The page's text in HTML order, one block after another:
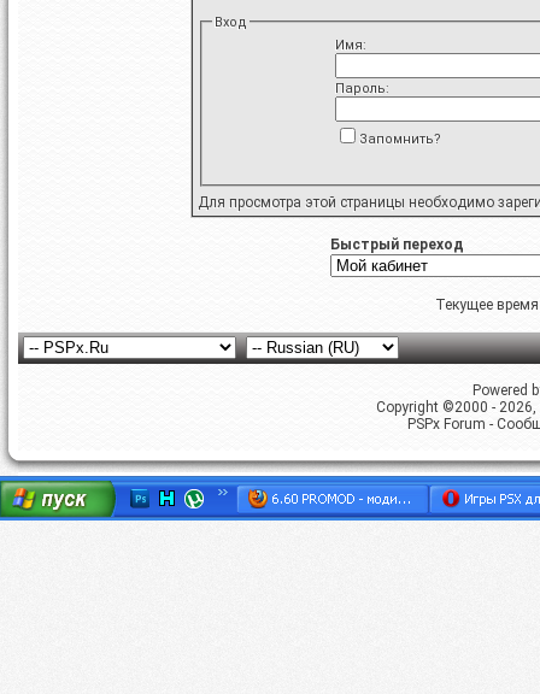
Вход
Имя:
Пароль:
Запомнить?
Для просмотра этой страницы необходимо
Быстрый переход
Текущее
Powered
Copyright ©2000 -
PSPx Forum -